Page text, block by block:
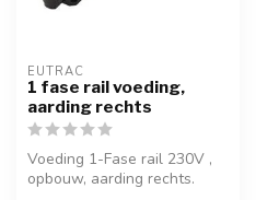
EUTRAC
1 fase rail voeding,
aarding rechts
Voeding 1-Fase rail 230V ,
opbouw, aarding rechts.